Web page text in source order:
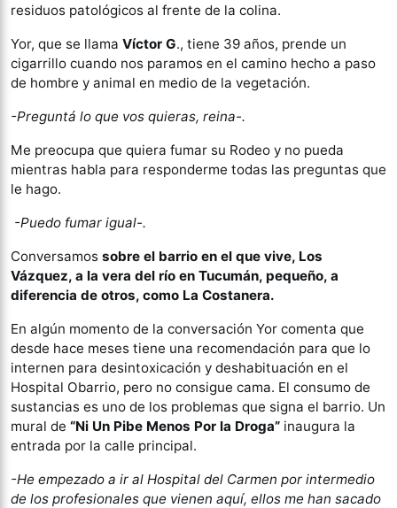
residuos patológicos al frente de la colina.
Yor, que se llama Víctor G., tiene 39 años, prende un
cigarrillo cuando nos paramos en el camino hecho a paso
de hombre y animal en medio de la vegetación.
-Preguntá lo que vos quieras, reina-.
Me preocupa que quiera fumar su Rodeo y no pueda
mientras habla para responderme todas las preguntas que
le hago.
-Puedo fumar igual-.
Conversamos sobre el barrio en el que vive, Los
Vázquez, a la vera del río en Tucumán, pequeño, a
diferencia de otros, como La Costanera.
En algún momento de la conversación Yor comenta que
desde hace meses tiene una recomendación para que lo
internen para desintoxicación y deshabituación en el
Hospital Obarrio, pero no consigue cama. El consumo de
sustancias es uno de los problemas que signa el barrio. Un
mural de “Ni Un Pibe Menos Por la Droga” inaugura la
entrada por la calle principal.
-He empezado a ir al Hospital del Carmen por intermedio
de los profesionales que vienen aquí, ellos me han sacado